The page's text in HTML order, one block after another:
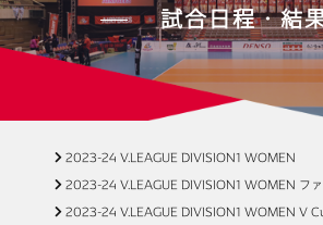
試合日程・結
2023-24 V.LEAGUE DIVISION1 WOMEN
2023-24 V.LEAGUE DIVISION1 WOMEN フ
2023-24 V.LEAGUE DIVISION1 WOMEN V